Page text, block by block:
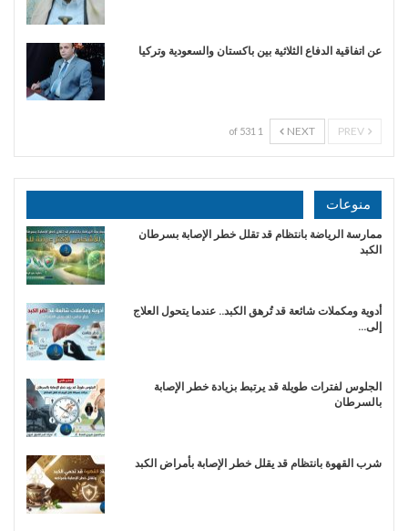
عن اتفاقية الدفاع الثلاثية بين باكستان والسعودية وتركيا
NEXT
1 of 531
منوعات
ممارسة الرياضة بانتظام قد تقلل خطر الإصابة بسرطان
الكبد
أدوية ومكملات شائعة قد تُرهق الكبد.. عندما يتحول العلاج
إلى…
الجلوس لفترات طويلة قد يرتبط بزيادة خطر الإصابة
بالسرطان
شرب القهوة بانتظام قد يقلل خطر الإصابة بأمراض الكبد